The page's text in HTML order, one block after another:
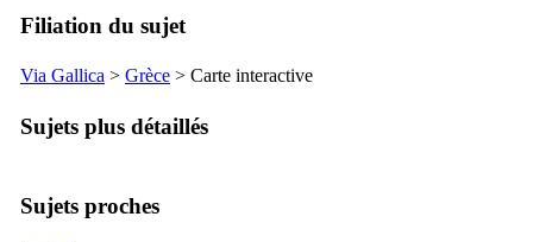
Filiation du sujet
Via Gallica > Grèce > Carte interactive
Sujets plus détaillés
Sujets proches